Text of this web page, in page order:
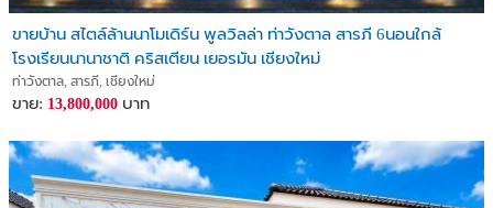
ขายบ้าน สไตล์ล้านนาโมเดิร์น พูลวิลล่า ท่าวังตาล สารภี 6นอนใกล้
โรงเรียนนานาชาติ คริสเตียน เยอรมัน เชียงใหม่
ท่าวังตาล, สารภี, เชียงใหม่
ขาย: 13,800,000 บาท